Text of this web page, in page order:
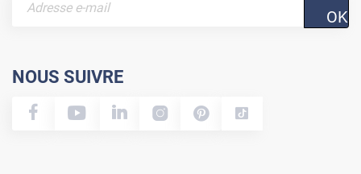
OK
NOUS SUIVRE